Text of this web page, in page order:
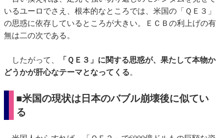
いるユーロでさえ、根本的なところでは、米国の「ＱＥ３」
の思惑に依存しているところが大きい。ＥＣＢの利上げの有
無は二の次である。
したがって、
「ＱＥ３」に関する思惑が、果たして本物か
どうかが肝心なテーマとなってくる。
■米国の現状は 日本のバブル崩壊後に似てい
る